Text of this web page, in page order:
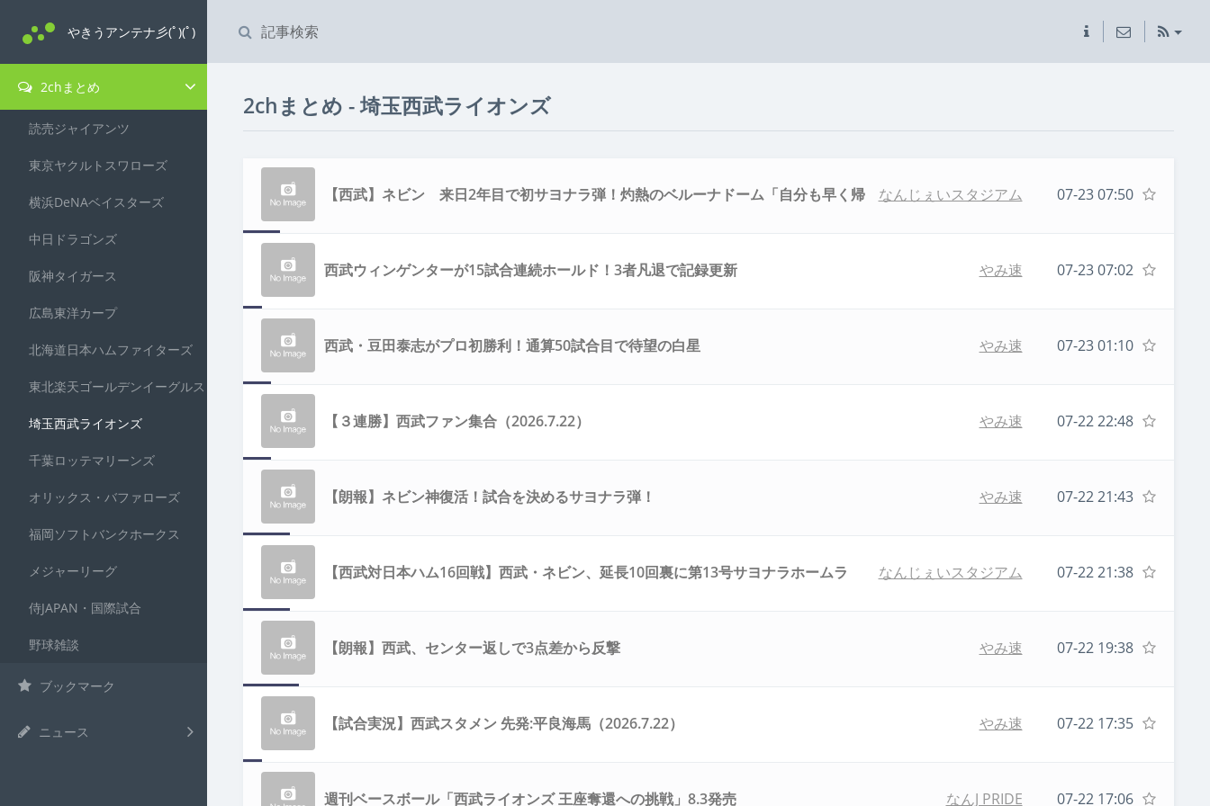
やきうアンテナ彡(ﾟ)(ﾟ)
2chまとめ
読売ジャイアンツ
東京ヤクルトスワローズ
横浜DeNAベイスターズ
中日ドラゴンズ
阪神タイガース
広島東洋カープ
北海道日本ハムファイターズ
東北楽天ゴールデンイーグルス
埼玉西武ライオンズ
千葉ロッテマリーンズ
オリックス・バファローズ
福岡ソフトバンクホークス
メジャーリーグ
侍JAPAN・国際試合
野球雑談
ブックマーク
ニュース
2chまとめ - 埼玉西武ライオンズ
【西武】ネビン 来日2年目で初サヨナラ弾！灼熱のベルーナドーム「自分も早く帰
りたかった」
なんじぇいスタジアム 07-23 07:50
西武ウィンゲンターが15試合連続ホールド！3者凡退で記録更新 やみ速 07-23 07:02
西武・豆田泰志がプロ初勝利！通算50試合目で待望の白星 やみ速 07-23 01:10
【３連勝】西武ファン集合（2026.7.22） やみ速 07-22 22:48
【朗報】ネビン神復活！試合を決めるサヨナラ弾！ やみ速 07-22 21:43
【西武対日本ハム16回戦】西武・ネビン、延長10回裏に第13号サヨナラホームラ
ン！！！！！！！！！！！！！！！！！！！！！！
なんじぇいスタジアム 07-22 21:38
【朗報】西武、センター返しで3点差から反撃 やみ速 07-22 19:38
【試合実況】西武スタメン 先発:平良海馬（2026.7.22） やみ速 07-22 17:35
週刊ベースボール「西武ライオンズ 王座奪還への挑戦」8.3発売 なんJ PRIDE 07-22 17:06